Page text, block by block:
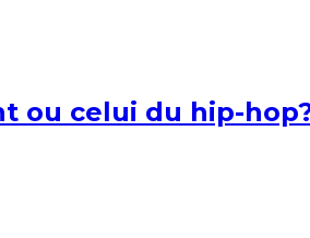
ou celui du hip-